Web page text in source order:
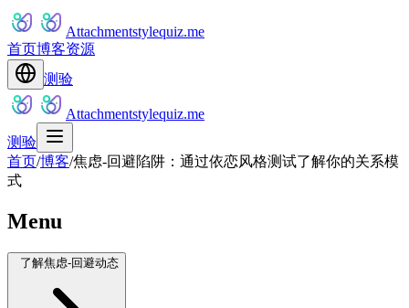
Attachmentstylequiz.me
首页博客资源
测验
Attachmentstylequiz.me
测验
首页/博客/焦虑-回避陷阱：通过依恋风格测试了解你的关系模
式
Menu
了解焦虑-回避动态